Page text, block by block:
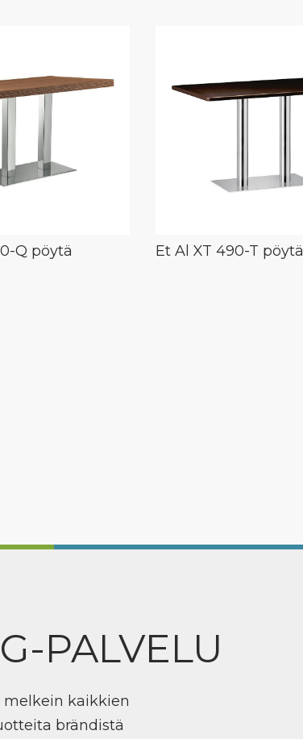
Q pöytä Et Al XT 490-T pöytä
PALVELU
kaikkien
brändistä